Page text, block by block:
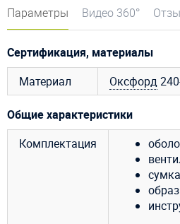
Параметры Видео 360°
Сертификация, материалы
Материал
Оксфорд
Общие характеристики
Комплектация